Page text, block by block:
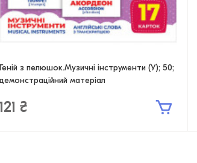
Геній з пелюшок.Музичні інструменти (У); 50;
демонстраційний матеріал
121 ₴